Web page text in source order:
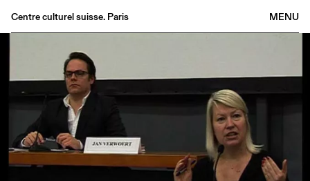
MENU
Centre culturel suisse. Paris
Buvette
Médiathèque
Éditions